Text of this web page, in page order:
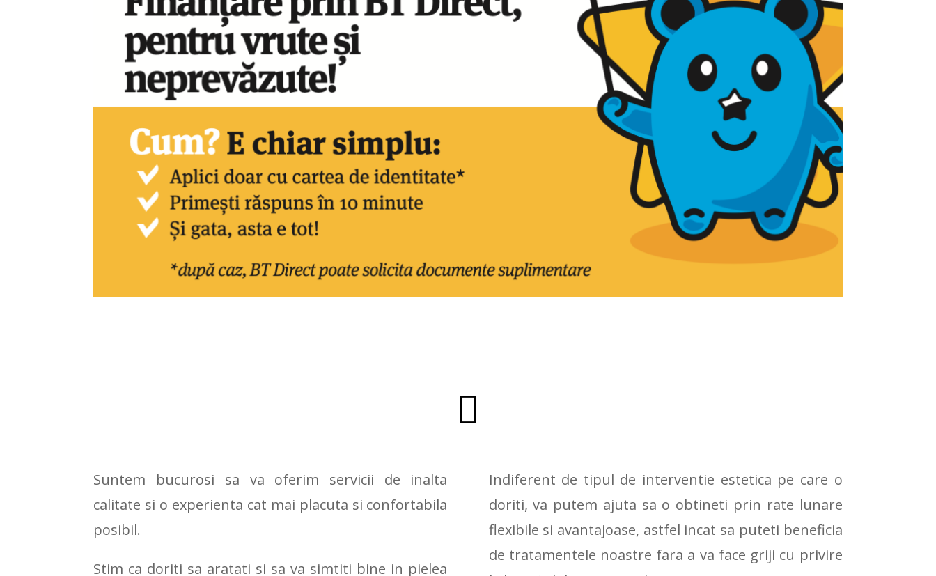

Suntem bucurosi sa va oferim servicii de inalta
calitate si o experienta cat mai placuta si confortabila
posibil.
Stim ca doriti sa aratati si sa va simtiti bine in pielea
Indiferent de tipul de interventie estetica pe care o
doriti, va putem ajuta sa o obtineti prin rate lunare
flexibile si avantajoase, astfel incat sa puteti beneficia
de tratamentele noastre fara a va face griji cu privire